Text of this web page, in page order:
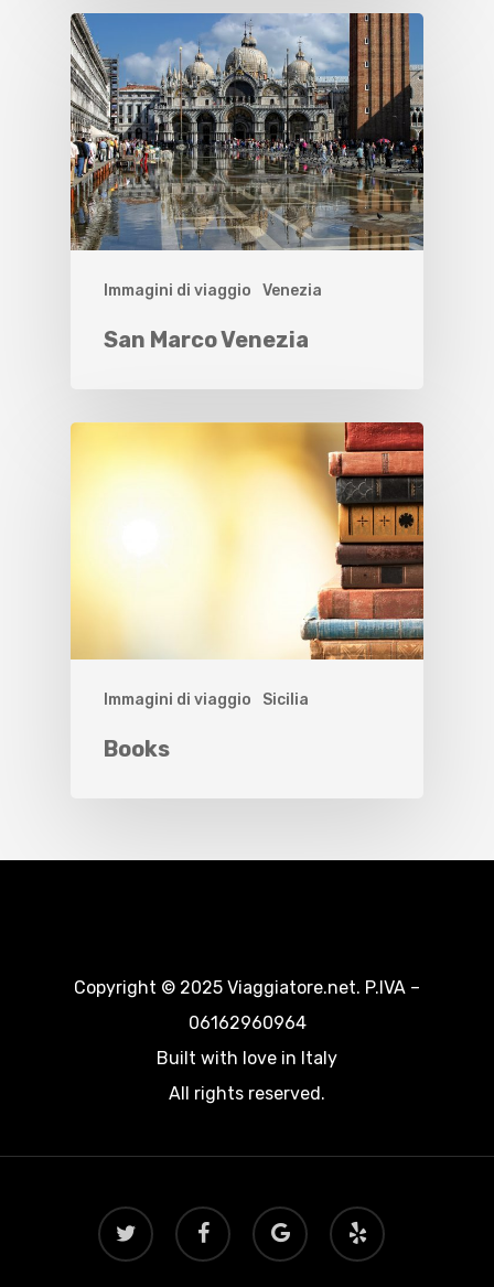
Immagini di viaggio Venezia
San Marco Venezia
Immagini di viaggio Sicilia
Books
Copyright © 2025 Viaggiatore.net. P.IVA –
06162960964
Built with love in Italy
All rights reserved.
twitter facebook
google-
plus
yelp